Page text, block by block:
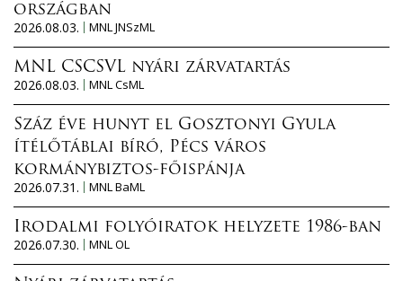
országban
2026.08.03.
MNL JNSzML
MNL CSCSVL nyári zárvatartás
2026.08.03.
MNL CsML
Száz éve hunyt el Gosztonyi Gyula
ítélőtáblai bíró, Pécs város
kormánybiztos-főispánja
2026.07.31.
MNL BaML
Irodalmi folyóiratok helyzete 1986-ban
2026.07.30.
MNL OL